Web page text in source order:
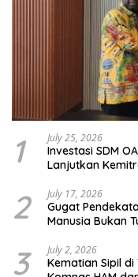
1 July 25, 2026
Investasi SDM
Lanjutkan
2 July 17, 2026
Gugat
Manusia Bukan
3 July 2, 2026
Kematian Sipil